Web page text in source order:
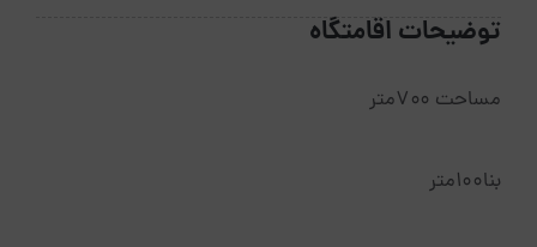
توضیحات اقامتگاه
مساحت ۷۰۰متر
بنا۱۰۰متر